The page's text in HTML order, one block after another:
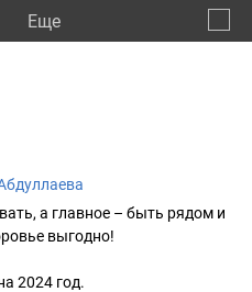
Eще
а главное – быть рядом и
выгодно!
2024 год.